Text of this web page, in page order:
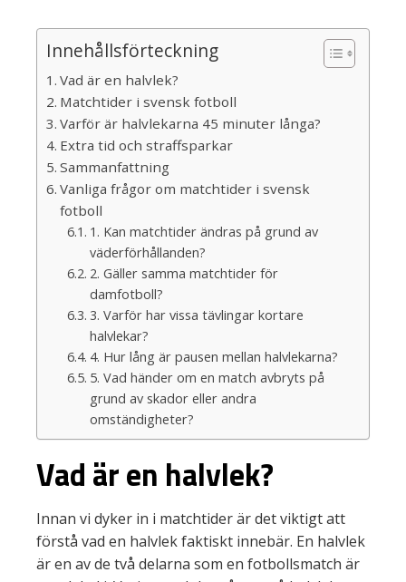
Innehållsförteckning
Vad är en halvlek?
Matchtider i svensk fotboll
Varför är halvlekarna 45 minuter långa?
Extra tid och straffsparkar
Sammanfattning
Vanliga frågor om matchtider i svensk
fotboll
1. Kan matchtider ändras på grund av
väderförhållanden?
2. Gäller samma matchtider för
damfotboll?
3. Varför har vissa tävlingar kortare
halvlekar?
4. Hur lång är pausen mellan halvlekarna?
5. Vad händer om en match avbryts på
grund av skador eller andra
omständigheter?
Vad är en halvlek?
Innan vi dyker in i matchtider är det viktigt att
förstå vad en halvlek faktiskt innebär. En halvlek
är en av de två delarna som en fotbollsmatch är